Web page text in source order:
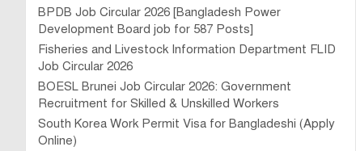
BPDB Job Circular 2026 [Bangladesh Power
Development Board job for 587 Posts]
Fisheries and Livestock Information Department FLID
Job Circular 2026
BOESL Brunei Job Circular 2026: Government
Recruitment for Skilled & Unskilled Workers
South Korea Work Permit Visa for Bangladeshi (Apply
Online)